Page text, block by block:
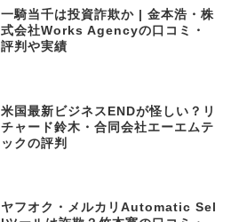
一騎当千は投資詐欺か | 金本浩・株
式会社Works Agencyの口コミ・
評判や実績
米国最新ビジネスENDが怪しい？リ
チャード鈴木・合同会社エーエムテ
ックの評判
ヤフオク・メルカリAutomatic Sel